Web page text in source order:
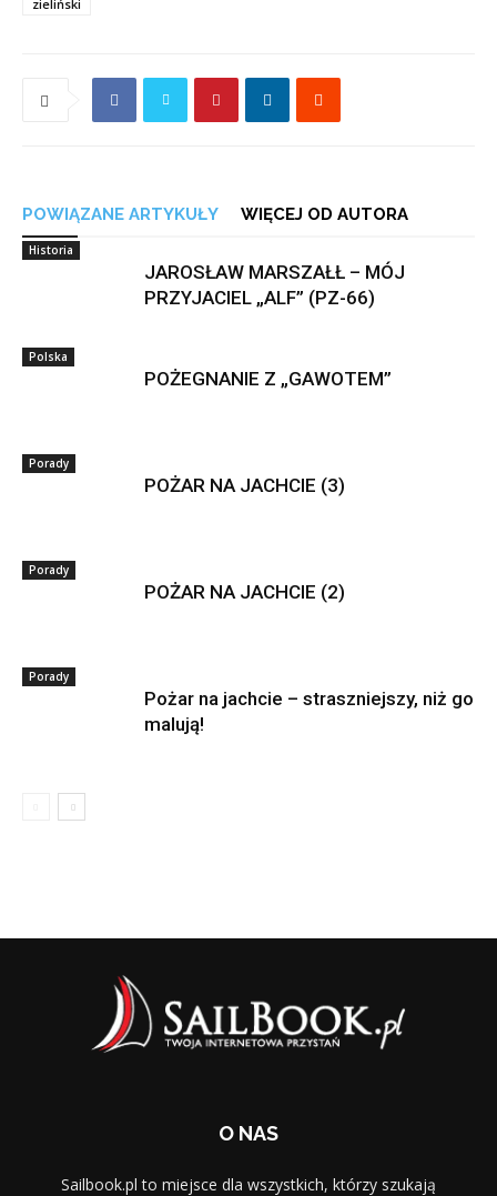
zieliński
POWIĄZANE ARTYKUŁY WIĘCEJ OD AUTORA
Historia
JAROSŁAW MARSZAŁŁ – MÓJ
PRZYJACIEL „ALF” (PZ-66)
Polska
POŻEGNANIE Z „GAWOTEM”
Porady
POŻAR NA JACHCIE (3)
Porady
POŻAR NA JACHCIE (2)
Porady
Pożar na jachcie – straszniejszy, niż go
malują!
O NAS
Sailbook.pl to miejsce dla wszystkich, którzy szukają